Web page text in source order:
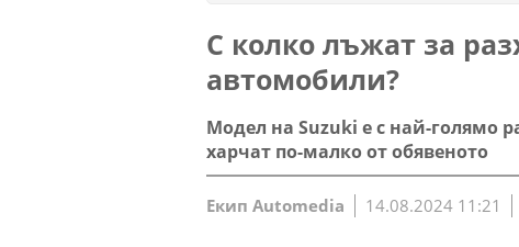
С колко лъжат за
автомобили?
Модел на Suzuki е с най-голямо
харчат по-малко от обявеното
Екип Automedia 14.08.2024 11:21